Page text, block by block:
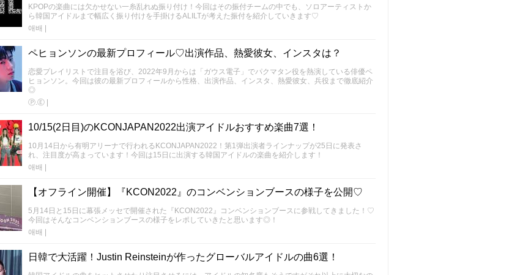
KPOPの楽曲には欠かせない一糸乱れぬ振り付け！今回はその振付チームの中でも、ソロアーティストか
ら韓国アイドルまで幅広く振り付けを手掛けるALILTが考えた振付を紹介していきます♡
애배
ペヒョンソンの最新プロフィール♡出演作品、熱愛彼女、インスタは？
恋愛プレイリストで注目を浴び、2022年9月からは「ガウス電子」でパクマタン役を熱演している俳優ペ
ヒョンソン。今回は彼の最新プロフィールから性格、出演作品、インスタ、熱愛彼女、兵役まで徹底紹介
◎
Ⓟ.Ⓔ|
10/15(2日目)のKCONJAPAN2022出演アイドルおすすめ楽曲7選！
10月14日から有明アリーナで行われるKCONJAPAN2022！第1弾出演者ラインナップが25日に発表さ
れ、注目度が高まっています！今回は15日に出演する韓国アイドルの楽曲を紹介します！
애배
【オフライン開催】『KCON2022』のコンベンションブースの様子を公開♡
5月14日と15日に幕張メッセで開催された『KCON2022』コンベンションブースに参戦してきました！♡
今回はそんなコンベンションブースの様子をレポしていきたと思います◎！
애배
日韓で大活躍！Justin Reinsteinが作ったグローバルアイドルの曲6選！